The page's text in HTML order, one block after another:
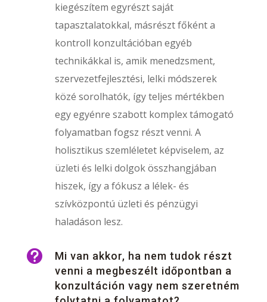
kiegészítem egyrészt saját
tapasztalatokkal, másrészt főként a
kontroll konzultációban egyéb
technikákkal is, amik menedzsment,
szervezetfejlesztési, lelki módszerek
közé sorolhatók, így teljes mértékben
egy egyénre szabott komplex támogató
folyamatban fogsz részt venni. A
holisztikus szemléletet képviselem, az
üzleti és lelki dolgok összhangjában
hiszek, így a fókusz a lélek- és
szívközpontú üzleti és pénzügyi
haladáson lesz.

Mi van akkor, ha nem tudok részt
venni a megbeszélt időpontban a
konzultáción vagy nem szeretném